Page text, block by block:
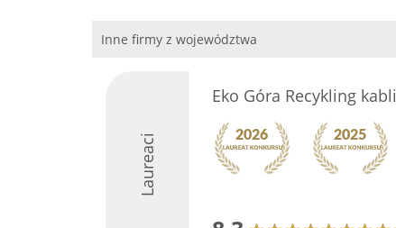
Inne firmy z województwa
Laureaci
Eko Góra Recykling kabli